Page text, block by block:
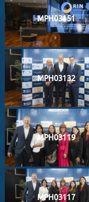
MPH03151
MPH03132
MPH03119
MPH03117